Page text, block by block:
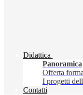
Didattica
Panoramica
Offerta
I progetti
Contatti